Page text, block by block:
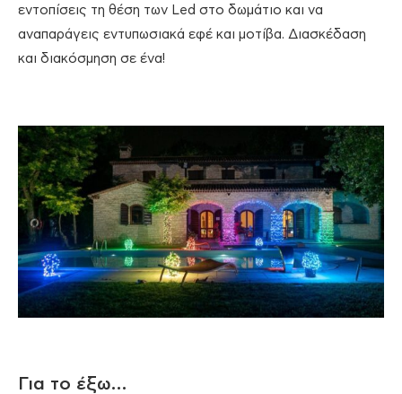
εντοπίσεις τη θέση των Led στο δωμάτιο και να
αναπαράγεις εντυπωσιακά εφέ και μοτίβα. Διασκέδαση
και διακόσμηση σε ένα!
Για το έξω…